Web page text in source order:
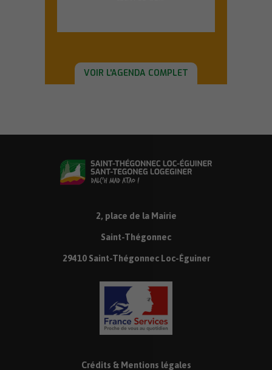
VOIR L'AGENDA COMPLET
2, place de la Mairie
Saint-Thégonnec
29410 Saint-Thégonnec Loc-Éguiner
Crédits & Mentions légales